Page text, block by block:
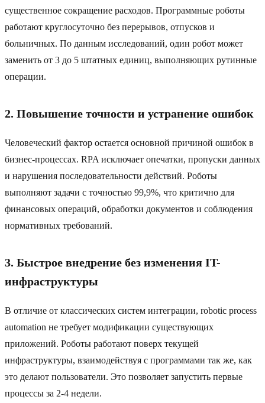
существенное сокращение расходов. Программные роботы
работают круглосуточно без перерывов, отпусков и
больничных. По данным исследований, один робот может
заменить от 3 до 5 штатных единиц, выполняющих рутинные
операции.
2. Повышение точности и устранение ошибок
Человеческий фактор остается основной причиной ошибок в
бизнес-процессах. RPA исключает опечатки, пропуски данных
и нарушения последовательности действий. Роботы
выполняют задачи с точностью 99,9%, что критично для
финансовых операций, обработки документов и соблюдения
нормативных требований.
3. Быстрое внедрение без изменения IT-
инфраструктуры
В отличие от классических систем интеграции, robotic process
automation не требует модификации существующих
приложений. Роботы работают поверх текущей
инфраструктуры, взаимодействуя с программами так же, как
это делают пользователи. Это позволяет запустить первые
процессы за 2-4 недели.